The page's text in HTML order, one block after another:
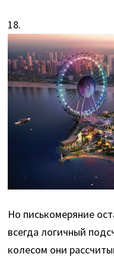
18.
Но писькомеряние
всегда логичный
колесом они